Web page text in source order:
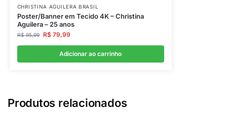
CHRISTINA AGUILERA BRASIL
Poster/Banner em Tecido 4K – Christina
Aguilera – 25 anos
R$95,99 R$79,99
Adicionar ao carrinho
Produtos relacionados